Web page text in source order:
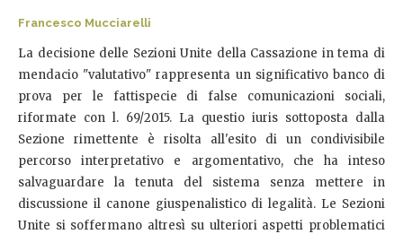
Francesco Mucciarelli
La decisione delle Sezioni Unite della Cassazione in tema di
mendacio "valutativo" rappresenta un significativo banco di
prova per le fattispecie di false comunicazioni sociali,
riformate con l. 69/2015. La questio iuris sottoposta dalla
Sezione rimettente è risolta all'esito di un condivisibile
percorso interpretativo e argomentativo, che ha inteso
salvaguardare la tenuta del sistema senza mettere in
discussione il canone giuspenalistico di legalità. Le Sezioni
Unite si soffermano altresì su ulteriori aspetti problematici